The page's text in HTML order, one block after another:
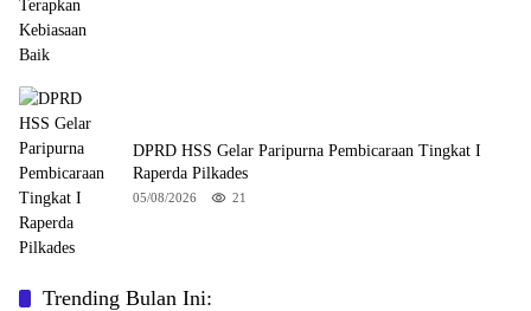
DPRD HSS Gelar Paripurna Pembicaraan Tingkat I
Raperda Pilkades
05/08/2026 21
Trending Bulan Ini: